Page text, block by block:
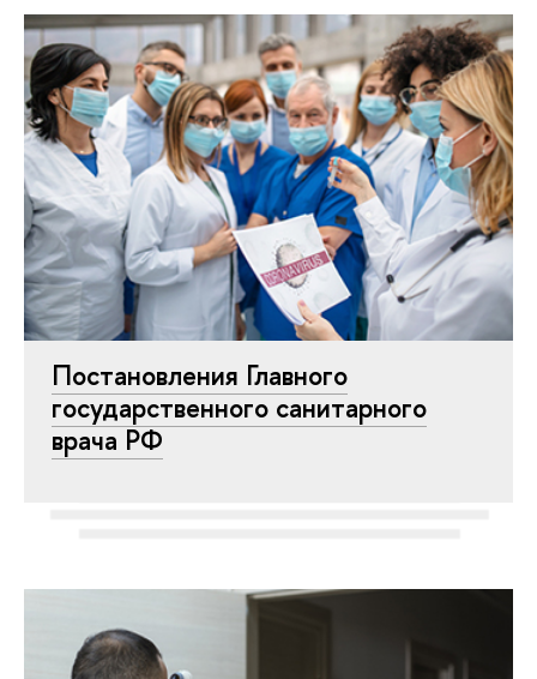
Постановления Главного
государственного санитарного
врача РФ